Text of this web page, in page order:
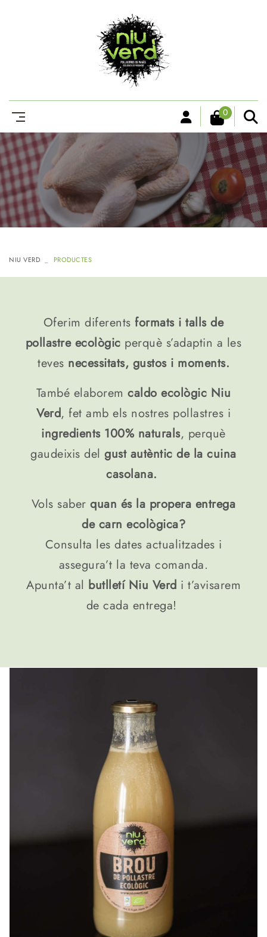
0
NIU VERD PRODUCTES
Oferim diferentsformats i talls de
pollastre ecològic perquè s’adaptin a les
teves necessitats, gustos i moments.
També elaboremcaldo ecològic Niu
Verd, fet amb els nostres pollastres i
ingredients 100% naturals, perquè
gaudeixis delgust autèntic de la cuina
casolana.
Vols saberquan és la propera entrega
de carn ecològica?
Consulta les dates actualitzades i
assegura’t la teva comanda.
Apunta’t al butlletí Niu Verd i t’avisarem
de cada entrega!